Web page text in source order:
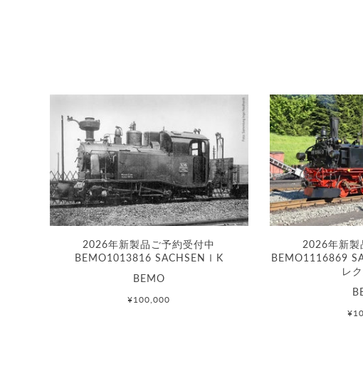
2026年新製品ご予約受付中
BEMO1013816 SACHSENⅠK
BEMO
¥100,000
2026年新製
BEMO1116869
レ